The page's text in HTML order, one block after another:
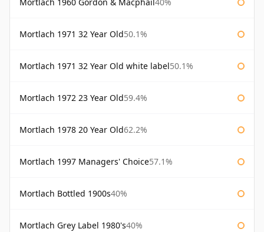
Mortlach 1971 32 Year Old50.1%
Mortlach 1971 32 Year Old white label50.1%
Mortlach 1972 23 Year Old59.4%
Mortlach 1978 20 Year Old62.2%
Mortlach 1997 Managers' Choice57.1%
Mortlach Bottled 1900s40%
Mortlach Grey Label 1980's40%